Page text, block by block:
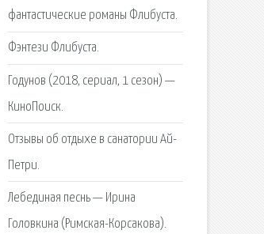
фантастические романы Флибуста.
Фэнтези Флибуста.
Годунов (2018, сериал, 1 сезон) —
КиноПоиск.
Отзывы об отдыхе в санатории Ай-
Петри.
Лебединая песнь — Ирина
Головкина (Римская-Корсакова).